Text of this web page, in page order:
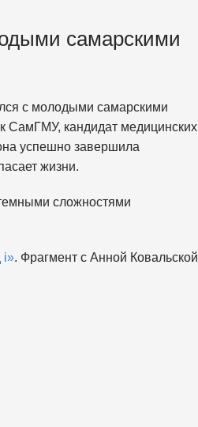
самарскими
с молодыми самарскими
СамГМУ, кандидат медицинских
успешно завершила
жизни.
сложностями
i». Фрагмент с Анной Ковальской